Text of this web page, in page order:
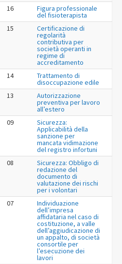
16 Figura professionale
del fisioterapista
15 Certificazione di
regolarità
contributiva per
società operanti in
regime di
accreditamento
14 Trattamento di
disoccupazione edile
13 Autorizzazione
preventiva per lavoro
all’estero
09 Sicurezza:
Applicabilità della
sanzione per
mancata vidimazione
del registro infortuni
08 Sicurezza: Obbligo di
redazione del
documento di
valutazione dei rischi
per i volontari
07 Individuazione
dell’impresa
affidataria nel caso di
costituzione, a valle
dell’aggiudicazione di
un appalto, di società
consortile per
l’esecuzione dei
lavori